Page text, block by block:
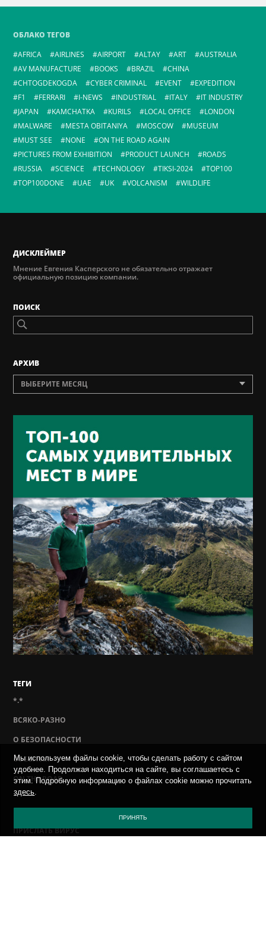
ОБЛАКО ТЕГОВ
AFRICA
AIRLINES AIRPORT ALTAY ART
AUSTRALIA
AV MANUFACTURE
BOOKS BRAZIL
CHINA
CHTOGDEKOGDA
CYBER CRIMINAL EVENT
EXPEDITION
F1
FERRARI I-NEWS INDUSTRIAL ITALY
IT INDUSTRY
JAPAN
KAMCHATKA KURILS LOCAL OFFICE
LONDON
MALWARE
MESTA OBITANIYA MOSCOW
MUSEUM
MUST SEE
NONE
ON THE ROAD AGAIN
PICTURES FROM EXHIBITION
PRODUCT LAUNCH
ROADS
RUSSIA
SCIENCE TECHNOLOGY TIKSI-2024
TOP100
TOP100DONE
UAE UK VOLCANISM WILDLIFE
ДИСКЛЕЙМЕР
Мнение Евгения Касперского не обязательно отражает
официальную позицию компании.
ПОИСК
AРХИВ
ВЫБЕРИТЕ МЕСЯЦ
ТЕГИ
*.*
ВСЯКО-РАЗНО
О БЕЗОПАСНОСТИ
СОБЫТИЯ
ON THE ROAD
ПОЛИТИКА КОНФИДЕНЦИАЛЬНОСТИ
ПРИСЛАТЬ ВИРУС
Мы используем файлы cookie, чтобы сделать работу с сайтом
удобнее. Продолжая находиться на сайте, вы соглашаетесь с
этим. Подробную информацию о файлах cookie можно прочитать
здесь.
ПРИНЯТЬ